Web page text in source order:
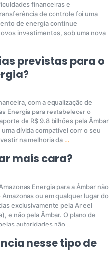
financeiras e
de controle foi uma
de energia continue
investimentos, sob uma nova
previstas para o
com a equalização de
Energia para restabelecer o
de R$ 9.8 bilhões pela Âmbar
dívida compatível com o seu
na melhoria da …
mais cara?
Energia para a Âmbar não
ou em qualquer lugar do
exclusivamente pela Aneel
e não pela Âmbar. O plano de
autoridades não …
nesse tipo de